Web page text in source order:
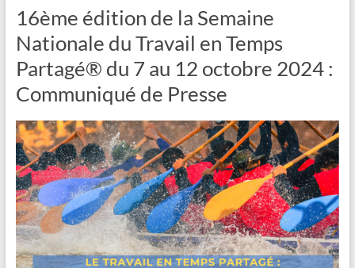
16ème édition de la Semaine
Nationale du Travail en Temps
Partagé® du 7 au 12 octobre 2024 :
Communiqué de Presse